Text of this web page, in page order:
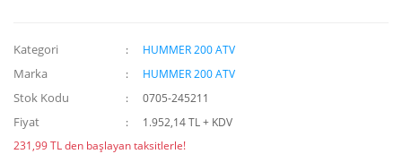
Kategori HUMMER 200 ATV
Marka HUMMER 200 ATV
Stok Kodu 0705-245211
Fiyat
1.952,14 TL + KDV
231,99 TL den başlayan taksitlerle!